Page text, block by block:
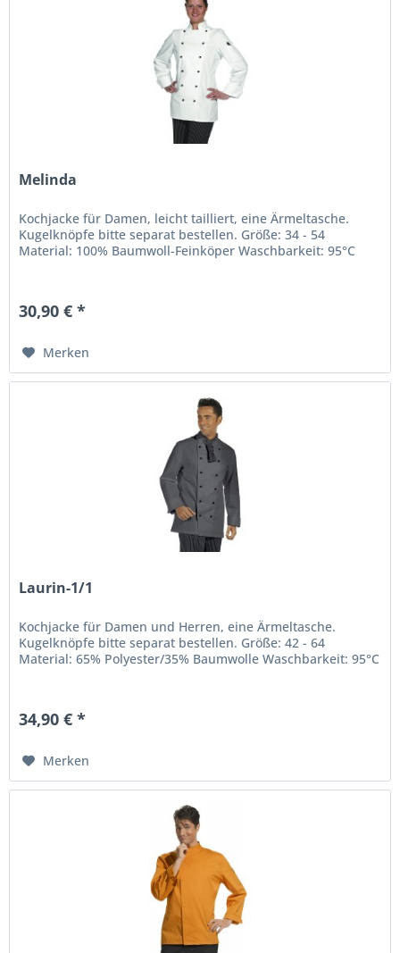
Melinda
Kochjacke für Damen, leicht tailliert, eine Ärmeltasche.
Kugelknöpfe bitte separat bestellen. Größe: 34 - 54
Material: 100% Baumwoll-Feinköper Waschbarkeit: 95°C
30,90 € *
Merken
Laurin-1/1
Kochjacke für Damen und Herren, eine Ärmeltasche.
Kugelknöpfe bitte separat bestellen. Größe: 42 - 64
Material: 65% Polyester/35% Baumwolle Waschbarkeit: 95°C
34,90 € *
Merken